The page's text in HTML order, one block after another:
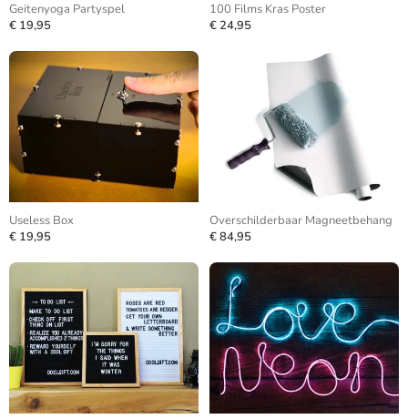
Geitenyoga Partyspel
€ 19,95
100 Films Kras Poster
€ 24,95
Useless Box
€ 19,95
Overschilderbaar Magneetbehang
€ 84,95